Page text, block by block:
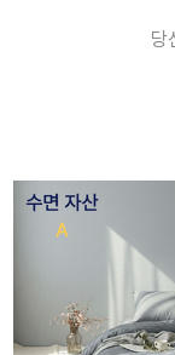
당